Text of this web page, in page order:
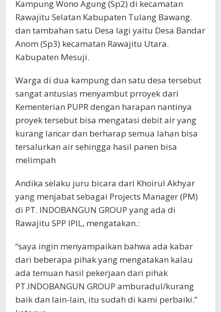
Kampung Wono Agung (Sp2) di kecamatan
Rawajitu Selatan Kabupaten Tulang Bawang.
dan tambahan satu Desa lagi yaitu Desa Bandar
Anom (Sp3) kecamatan Rawajitu Utara.
Kabupaten Mesuji.
Warga di dua kampung dan satu desa tersebut
sangat antusias menyambut prroyek dari
Kementerian PUPR dengan harapan nantinya
proyek tersebut bisa mengatasi debit air yang
kurang lancar dan berharap semua lahan bisa
tersalurkan air sehingga hasil panen bisa
melimpah
Andika selaku juru bicara dari Khoirul Akhyar
yang menjabat sebagai Projects Manager (PM)
di PT. INDOBANGUN GROUP yang ada di
Rawajitu SPP IPIL, mengatakan.:
“saya ingin menyampaikan bahwa ada kabar
dari beberapa pihak yang mengatakan kalau
ada temuan hasil pekerjaan dari pihak
PT.INDOBANGUN GROUP amburadul/kurang
baik dan lain-lain, itu sudah di kami perbaiki.”